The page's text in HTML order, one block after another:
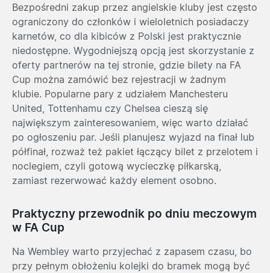
Bezpośredni zakup przez angielskie kluby jest często
ograniczony do członków i wieloletnich posiadaczy
karnetów, co dla kibiców z Polski jest praktycznie
niedostępne. Wygodniejszą opcją jest skorzystanie z
oferty partnerów na tej stronie, gdzie bilety na FA
Cup można zamówić bez rejestracji w żadnym
klubie. Popularne pary z udziałem Manchesteru
United Tottenhamu czy Chelsea cieszą się
największym zainteresowaniem, więc warto działać
po ogłoszeniu par. Jeśli planujesz wyjazd na finał lub
półfinał, rozważ też pakiet łączący bilet z przelotem i
noclegiem, czyli gotową wycieczkę piłkarską,
zamiast rezerwować każdy element osobno.
Praktyczny przewodnik po dniu meczowym
w FA Cup
Na Wembley warto przyjechać z zapasem czasu, bo
przy pełnym obłożeniu kolejki do bramek mogą być